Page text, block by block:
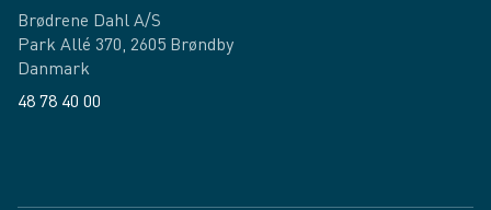
Brødrene Dahl A/S
Park Allé 370, 2605 Brøndby
Danmark
48 78 40 00